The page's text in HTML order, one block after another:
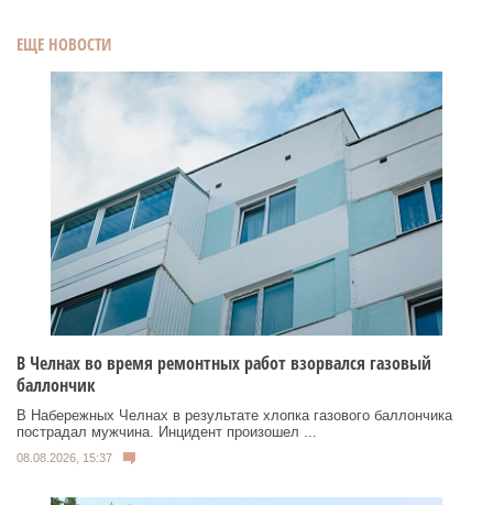
ЕЩЕ НОВОСТИ
В Челнах во время ремонтных работ взорвался газовый
баллончик
В Набережных Челнах в результате хлопка газового баллончика
пострадал мужчина. Инцидент произошел ...
08.08.2026, 15:37